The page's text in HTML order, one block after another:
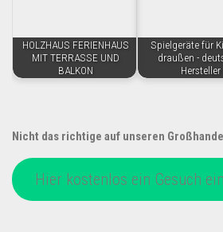
HOLZHAUS FERIENHAUS
MIT TERRASSE UND
BALKON
Spielgeräte für
draußen -
Hersteller
Nicht das richtige auf unseren
Hier kostenlos ein Gesuch